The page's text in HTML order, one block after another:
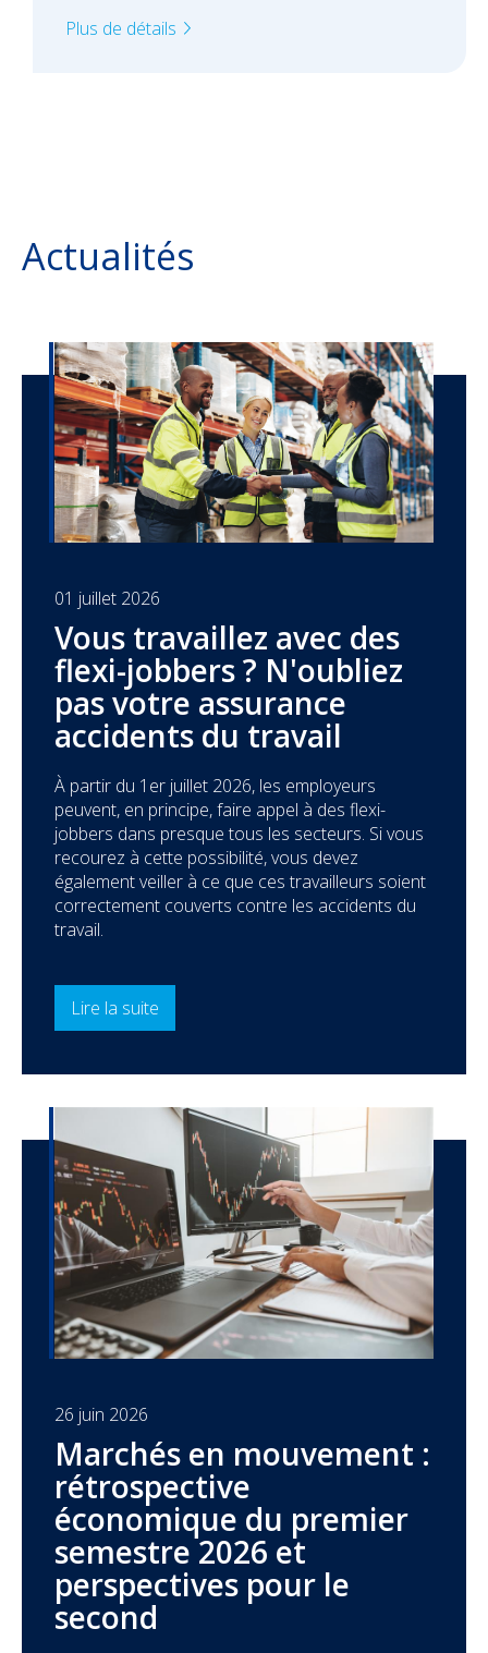
Plus de détails
Actualités
01 juillet 2026
Vous travaillez avec des
flexi-jobbers ? N'oubliez
pas votre assurance
accidents du travail
À partir du 1er juillet 2026, les employeurs
peuvent, en principe, faire appel à des flexi-
jobbers dans presque tous les secteurs. Si vous
recourez à cette possibilité, vous devez
également veiller à ce que ces travailleurs soient
correctement couverts contre les accidents du
travail.
Lire la suite
26 juin 2026
Marchés en mouvement :
rétrospective
économique du premier
semestre 2026 et
perspectives pour le
second